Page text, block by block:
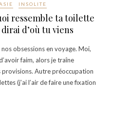
INSOLITE
ressemble ta toilette
d’où tu viens
obsessions en voyage. Moi,
faim, alors je traîne
provisions. Autre préoccupation
(j’ai l’air de faire une fixation